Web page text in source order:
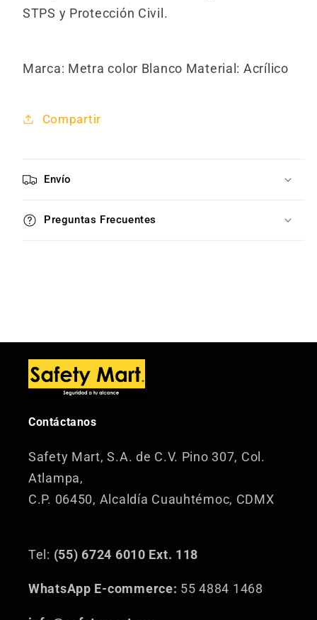
STPS y Protección Civil.
Marca: Metra color Blanco Material: Acrílico
Compartir
Envío
Preguntas Frecuentes
Contáctanos
Safety Mart, S.A. de C.V. Pino 307, Col.
Atlampa,
C.P. 06450, Alcaldía Cuauhtémoc, CDMX
Tel: (55) 6724 6010 Ext. 118
WhatsApp E-commerce: 55 4884 1468